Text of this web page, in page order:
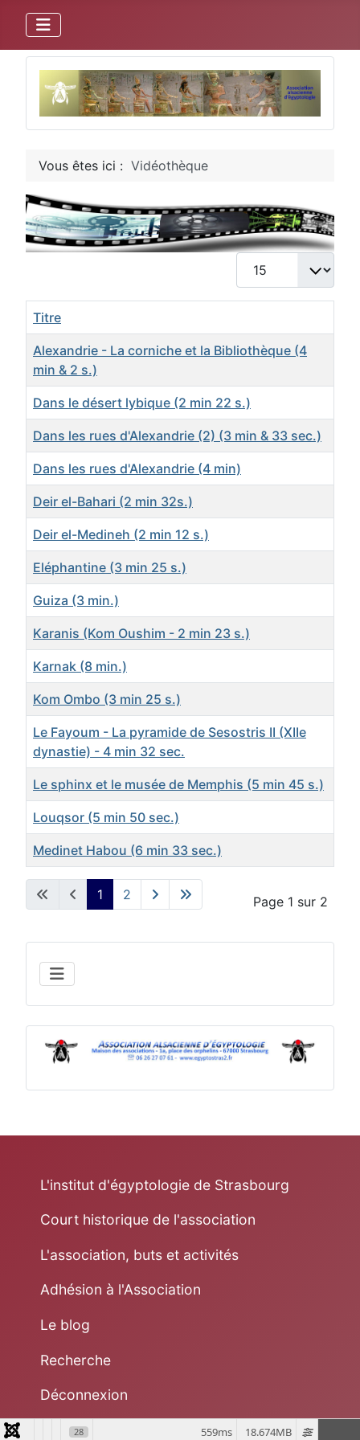
Vous êtes ici : Vidéothèque
Afficher #
Articles
Titre
Alexandrie - La corniche et la Bibliothèque (4
min & 2 s.)
Dans le désert lybique (2 min 22 s.)
Dans les rues d'Alexandrie (2) (3 min & 33 sec.)
Dans les rues d'Alexandrie (4 min)
Deir el-Bahari (2 min 32s.)
Deir el-Medineh (2 min 12 s.)
Eléphantine (3 min 25 s.)
Guiza (3 min.)
Karanis (Kom Oushim - 2 min 23 s.)
Karnak (8 min.)
Kom Ombo (3 min 25 s.)
Le Fayoum - La pyramide de Sesostris II (XIIe
dynastie) - 4 min 32 sec.
Le sphinx et le musée de Memphis (5 min 45 s.)
Louqsor (5 min 50 sec.)
Medinet Habou (6 min 33 sec.)
Page 1 sur 2
1 2
L'institut d'égyptologie de Strasbourg
Court historique de l'association
L'association, buts et activités
Adhésion à l'Association
Le blog
Recherche
Déconnexion
28 18.674MB
559ms